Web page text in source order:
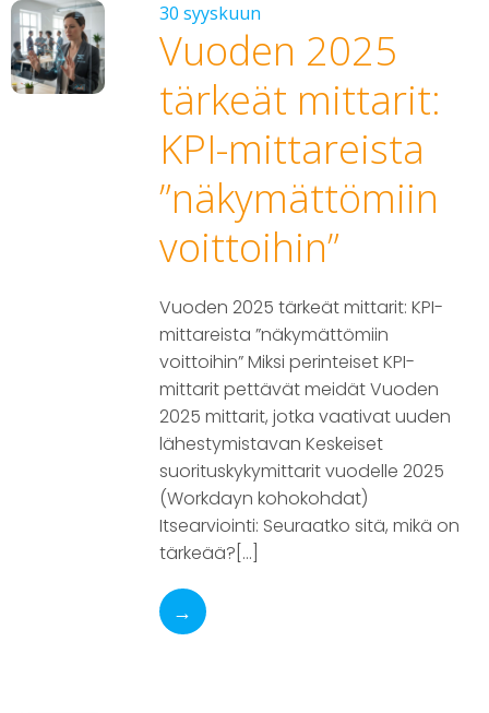
30 syyskuun
Vuoden 2025
tärkeät mittarit:
KPI-mittareista
”näkymättömiin
voittoihin”
Vuoden 2025 tärkeät mittarit: KPI-
mittareista ”näkymättömiin
voittoihin” Miksi perinteiset KPI-
mittarit pettävät meidät Vuoden
2025 mittarit, jotka vaativat uuden
lähestymistavan Keskeiset
suorituskykymittarit vuodelle 2025
(Workdayn kohokohdat)
Itsearviointi: Seuraatko sitä, mikä on
tärkeää?[…]
→